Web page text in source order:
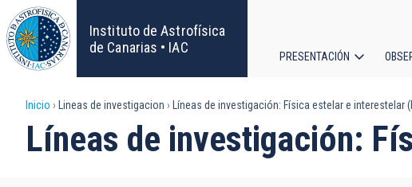
Pasar
al
contenido
principal
Instituto de Astrofísica
de Canarias • IAC
principal
PRESENTACIÓN
Sobrescribir
enlaces
Inicio Lineas de investigacion Líneas de investigación: Física estelar e interestelar
Líneas de investigación: